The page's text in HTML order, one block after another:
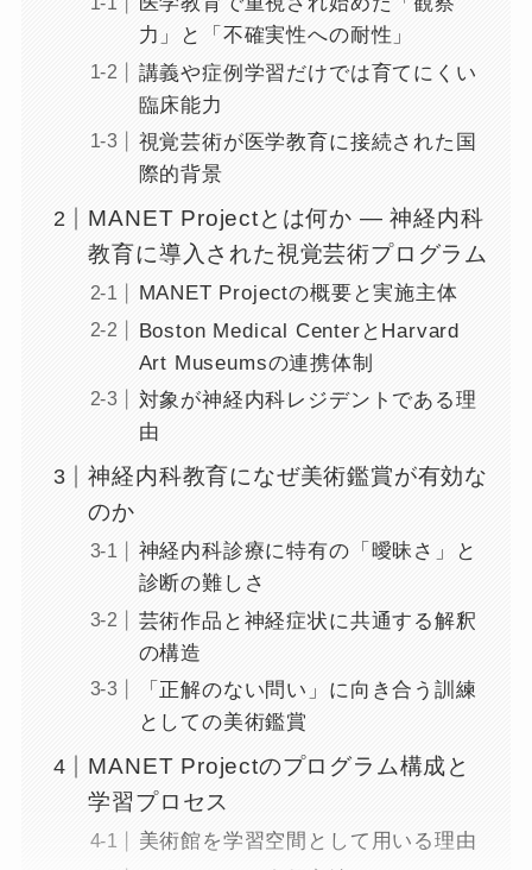
力」と「不確実性への耐性」
講義や症例学習だけでは育てにくい
臨床能力
視覚芸術が医学教育に接続された国
際的背景
MANET Projectとは何か ― 神経内科
教育に導入された視覚芸術プログラム
MANET Projectの概要と実施主体
Boston Medical CenterとHarvard
Art Museumsの連携体制
対象が神経内科レジデントである理
由
神経内科教育になぜ美術鑑賞が有効な
のか
神経内科診療に特有の「曖昧さ」と
診断の難しさ
芸術作品と神経症状に共通する解釈
の構造
「正解のない問い」に向き合う訓練
としての美術鑑賞
MANET Projectのプログラム構成と
学習プロセス
美術館を学習空間として用いる理由